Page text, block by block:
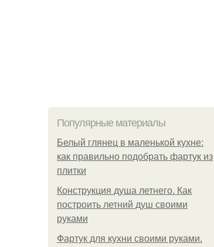
Популярные материалы
Белый глянец в маленькой кухне:
как правильно подобрать фартук из
плитки
Конструкция душа летнего. Как
построить летний душ своими
руками
Фартук для кухни своими руками.